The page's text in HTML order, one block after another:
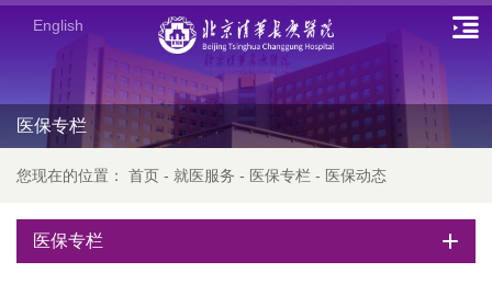
English
医保专栏
您现在的位置： 首页 - 就医服务 - 医保专栏 - 医保动态
医保专栏